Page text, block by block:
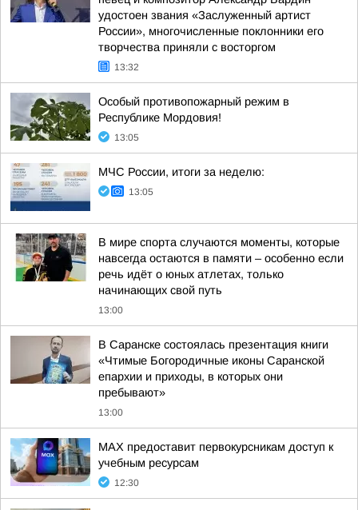
удостоен звания «Заслуженный артист
России», многочисленные поклонники его
творчества приняли с восторгом
13:32
Особый противопожарный режим в
Республике Мордовия!
13:05
МЧС России, итоги за неделю:
13:05
В мире спорта случаются моменты, которые
навсегда остаются в памяти – особенно если
речь идёт о юных атлетах, только
начинающих свой путь
13:00
В Саранске состоялась презентация книги
«Чтимые Богородичные иконы Саранской
епархии и приходы, в которых они
пребывают»
13:00
MAX предоставит первокурсникам доступ к
учебным ресурсам
12:30